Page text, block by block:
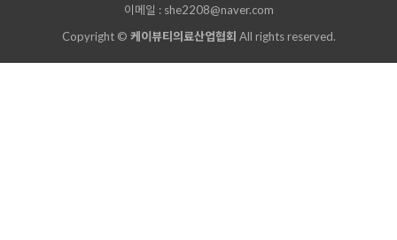
이메일 : she2208@naver.com
Copyright © 케이뷰티의료산업협회 All rights reserved.